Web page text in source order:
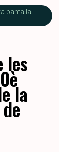
pantalla
les
la